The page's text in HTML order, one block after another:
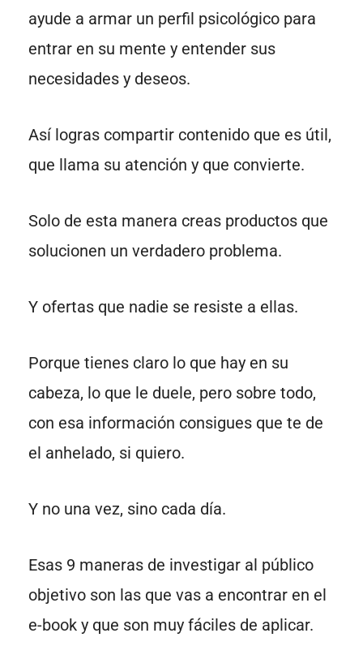
ayude a armar un perfil psicológico para
entrar en su mente y entender sus
necesidades y deseos.
Así logras compartir contenido que es útil,
que llama su atención y que convierte.
Solo de esta manera creas productos que
solucionen un verdadero problema.
Y ofertas que nadie se resiste a ellas.
Porque tienes claro lo que hay en su
cabeza, lo que le duele, pero sobre todo,
con esa información consigues que te de
el anhelado, si quiero.
Y no una vez, sino cada día.
Esas 9 maneras de investigar al público
objetivo son las que vas a encontrar en el
e-book y que son muy fáciles de aplicar.